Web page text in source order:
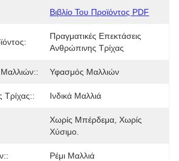
Βιβλίο Του Προϊόντος PDF
Πραγματικές Επεκτάσεις
Ανθρώπινης Τρίχας
Υφασμός Μαλλιών
Τρίχας:: Ινδικά Μαλλιά
Χωρίς Μπέρδεμα, Χωρίς
Χύσιμο.
Ρέμι Μαλλιά